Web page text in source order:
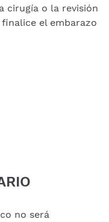
cirugía o la revisión
el embarazo
no será